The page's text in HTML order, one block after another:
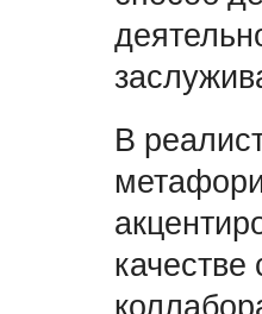
В
качестве